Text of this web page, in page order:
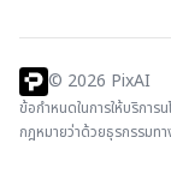
© 2026 PixAI
ข้อกำหนดในการให้บริการ
กฎหมายว่าด้วยธุรกรรมทา